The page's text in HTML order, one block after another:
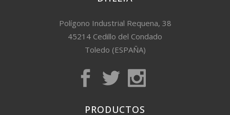
Polígono Industrial Requena, 38
45214 Cedillo del Condado
Toledo (ESPAÑA)
PRODUCTOS